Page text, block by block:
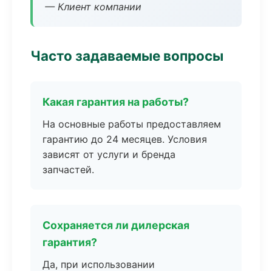
— Клиент компании
Часто задаваемые вопросы
Какая гарантия на работы?
На основные работы предоставляем
гарантию до 24 месяцев. Условия
зависят от услуги и бренда
запчастей.
Сохраняется ли дилерская
гарантия?
Да, при использовании